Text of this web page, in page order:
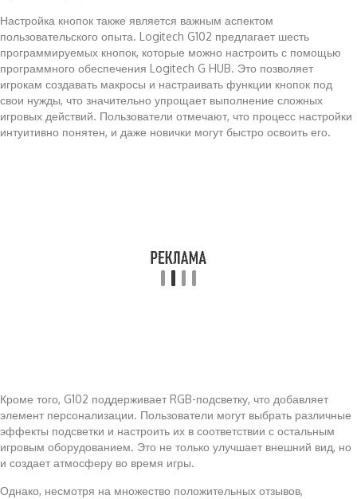
Настройка кнопок также является важным аспектом
пользовательского опыта. Logitech G102 предлагает шесть
программируемых кнопок, которые можно настроить с помощью
программного обеспечения Logitech G HUB. Это позволяет
игрокам создавать макросы и настраивать функции кнопок под
свои нужды, что значительно упрощает выполнение сложных
игровых действий. Пользователи отмечают, что процесс настройки
интуитивно понятен, и даже новички могут быстро освоить его.
Кроме того, G102 поддерживает RGB-подсветку, что добавляет
элемент персонализации. Пользователи могут выбрать различные
эффекты подсветки и настроить их в соответствии с остальным
игровым оборудованием. Это не только улучшает внешний вид, но
и создает атмосферу во время игры.
Однако, несмотря на множество положительных отзывов,